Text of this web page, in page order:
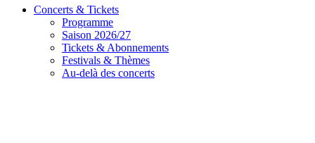
Concerts & Tickets
Programme
Saison 2026/27
Tickets & Abonnements
Festivals & Thèmes
Au-delà des concerts